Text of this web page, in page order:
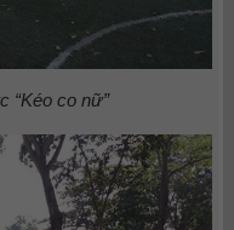
“Kéo co nữ”